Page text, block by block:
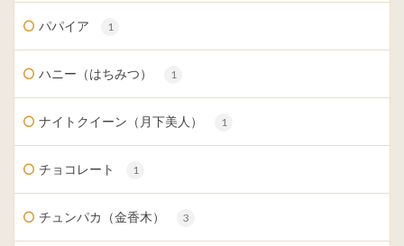
パパイア 1
ハニー（はちみつ） 1
ナイトクイーン（月下美人） 1
チョコレート 1
チュンパカ（金香木） 3